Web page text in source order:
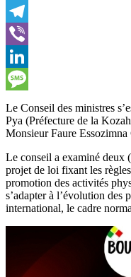
Twitter
Telegram
Viber
LinkedIn
Message
Le Conseil des ministres
Pya (Préfecture de la
Monsieur Faure
Le conseil a examiné deux
projet de loi fixant les
promotion des activités
s’adapter à l’évolution des
international, le cadre